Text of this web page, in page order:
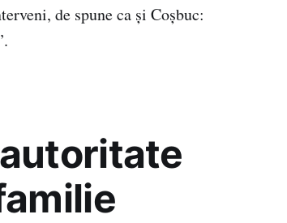
de spune ca și Coșbuc: